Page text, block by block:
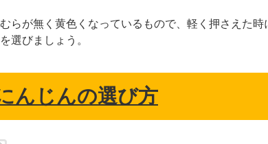
らが無く黄色くなっているもので、軽く押さえた
選びましょう。
んじんの選び方